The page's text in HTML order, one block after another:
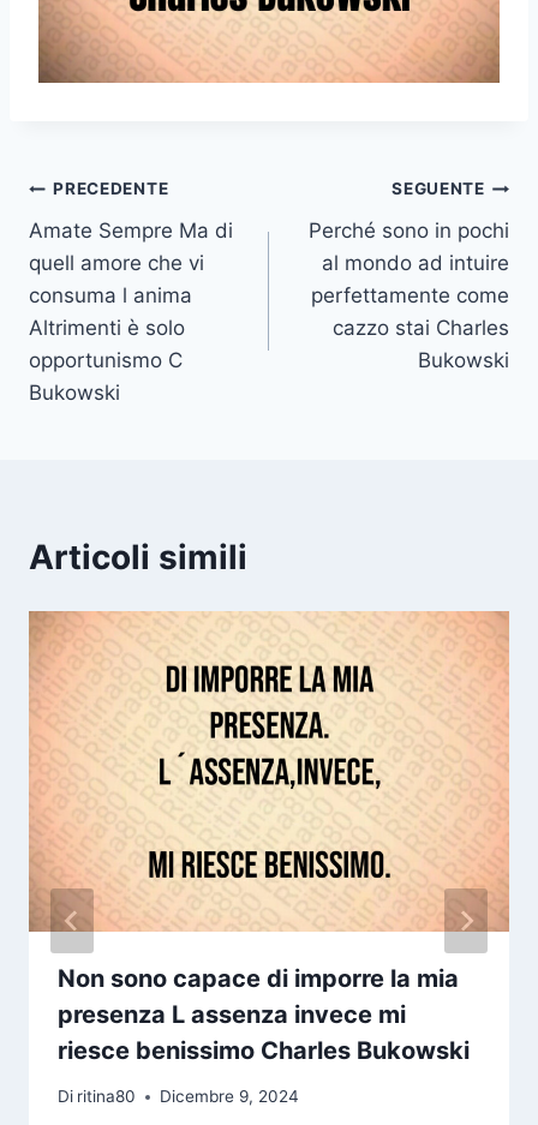
Navigazione
articoli
PRECEDENTE
Amate Sempre Ma di
quell amore che vi
consuma l anima
Altrimenti è solo
opportunismo C
Bukowski
SEGUENTE
Perché sono in pochi
al mondo ad intuire
perfettamente come
cazzo stai Charles
Bukowski
Articoli simili
Non sono capace di imporre la mia
presenza L assenza invece mi
riesce benissimo Charles Bukowski
Di ritina80 Dicembre 9, 2024